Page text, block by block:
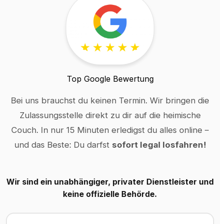
Top Google Bewertung
Bei uns brauchst du keinen Termin. Wir bringen die
Zulassungsstelle direkt zu dir auf die heimische
Couch. In nur 15 Minuten erledigst du alles online –
und das Beste: Du darfst sofort legal losfahren!
Wir sind ein unabhängiger, privater Dienstleister und
keine offizielle Behörde.